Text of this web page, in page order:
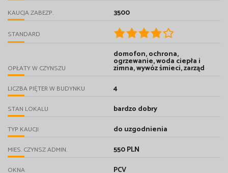
KAUCJA ZABEZP. 3500
STANDARD
OPŁATY W CZYNSZU
domofon, ochrona,
ogrzewanie, woda ciepła i
zimna, wywóz śmieci, zarząd
LICZBA PIĘTER W BUDYNKU 4
STAN LOKALU bardzo dobry
TYP KAUCJI do uzgodnienia
MIES. CZYNSZ ADMIN. 550 PLN
OKNA PCV